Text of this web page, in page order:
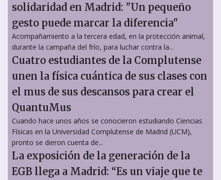
solidaridad en Madrid: "Un pequeño
gesto puede marcar la diferencia"
Acompañamiento a la tercera edad, en la protección animal,
durante la campaña del frío, para luchar contra la...
Cuatro estudiantes de la Complutense
unen la física cuántica de sus clases con
el mus de sus descansos para crear el
QuantuMus
Cuando hace unos años se conocieron estudiando Ciencias
Físicas en la Universidad Complutense de Madrid (UCM),
pronto se dieron cuenta de...
La exposición de la generación de la
EGB llega a Madrid: “Es un viaje que te